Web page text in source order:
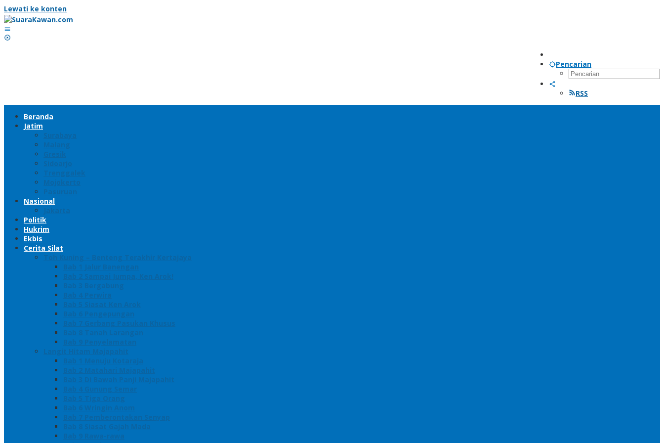
Lewati ke konten
Pencarian
RSS
Beranda
Jatim
Surabaya
Malang
Gresik
Sidoarjo
Trenggalek
Mojokerto
Pasuruan
Nasional
Jakarta
Politik
Hukrim
Ekbis
Cerita Silat
Toh Kuning – Benteng Terakhir Kertajaya
Bab 1 Jalur Banengan
Bab 2 Sampai Jumpa, Ken Arok!
Bab 3 Bergabung
Bab 4 Perwira
Bab 5 Siasat Ken Arok
Bab 6 Pengepungan
Bab 7 Gerbang Pasukan Khusus
Bab 8 Tanah Larangan
Bab 9 Penyelamatan
Langit Hitam Majapahit
Bab 1 Menuju Kotaraja
Bab 2 Matahari Majapahit
Bab 3 Di Bawah Panji Majapahit
Bab 4 Gunung Semar
Bab 5 Tiga Orang
Bab 6 Wringin Anom
Bab 7 Pemberontakan Senyap
Bab 8 Siasat Gajah Mada
Bab 9 Rawa-rawa